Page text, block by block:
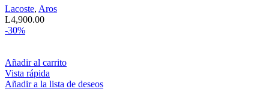
Lacoste, Aros
L4,900.00
-30%
Añadir al carrito
Vista rápida
Añadir a la lista de deseos